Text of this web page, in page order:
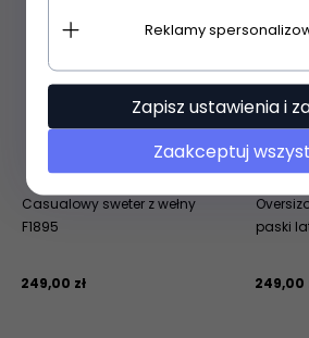
Casualowy sweter z wełny
F1895
249,00 zł
paski
249,00
Reklamy
Zapisz ustawienia i
Zaakceptuj